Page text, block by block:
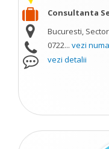
Consultanta
Bucuresti,
0722... vezi
vezi detalii